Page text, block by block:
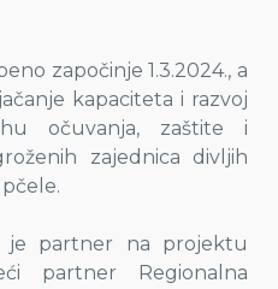
započinje 1.3.2024., a
kapaciteta i razvoj
očuvanja, zaštite i
zajednica divljih
je partner na projektu
partner Regionalna